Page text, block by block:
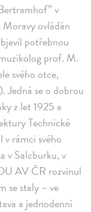
v
ovládán
potřebnou
prof. M.
svého otce,
Jedná se o dobrou
z let 1925 a
Technické
rámci svého
v Salcburku, v
AV ČR rozvinul
se staly – ve
a jednodenní